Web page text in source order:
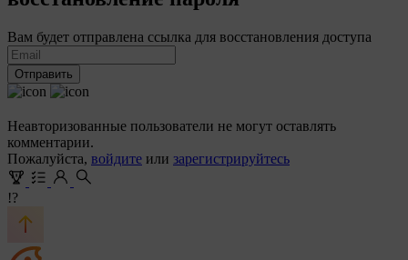
Вам будет отправлена ссылка для восстановления доступа
Отправить
Неавторизованные пользователи не могут оставлять
комментарии.
Пожалуйста, войдите или зарегистрируйтесь
!?